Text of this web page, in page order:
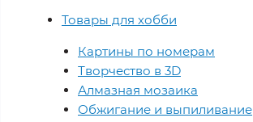
Товары для хобби
Картины по номерам
Творчество в 3D
Алмазная мозаика
Обжигание и выпиливание